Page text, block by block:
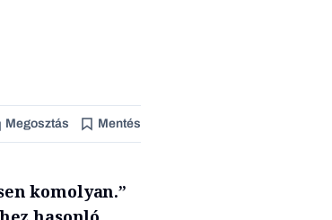
Megosztás Mentés
komolyan.”